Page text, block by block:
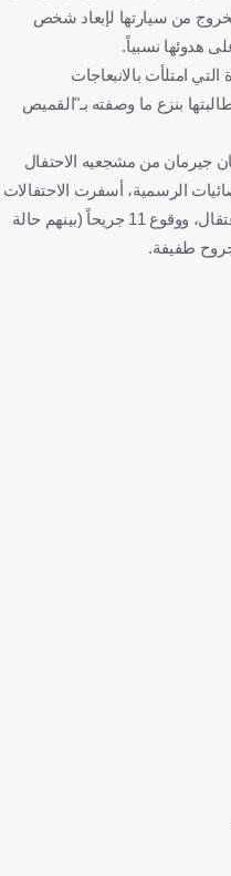
من سيارتها لإبعاد شخص
هدوئها نسبياً.
امتلأت بالانبعاجات
بنزع ما وصفته بـ"القميص
جيرمان من مشجعيه الاحتفال
الرسمية، أسفرت الاحتفالات
في منطقة باريس الكبرى عن 127 حالة اعتقال، ووقوع 11 جريحاً (بينهم حالة